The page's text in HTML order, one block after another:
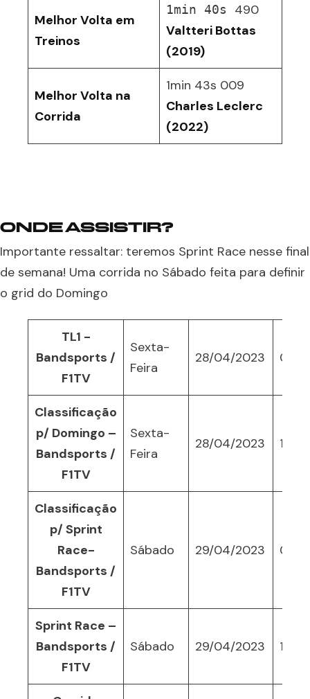
Melhor Volta em
Treinos
1min 40s 490
Valtteri Bottas
(2019)
Melhor Volta na
Corrida
1min 43s 009
Charles Leclerc
(2022)
ONDE ASSISTIR?
Importante ressaltar: teremos Sprint Race nesse final
de semana! Uma corrida no Sábado feita para definir
o grid do Domingo
TL1 -
Bandsports /
F1TV
Sexta-
Feira
28/04/2023
Classificação
p/ Domingo –
Bandsports /
F1TV
Sexta-
Feira
28/04/2023 10:00
Classificação
p/ Sprint
Race-
Bandsports /
F1TV
Sábado 29/04/2023
Sprint Race –
Bandsports /
F1TV
Sábado 29/04/2023 10:30